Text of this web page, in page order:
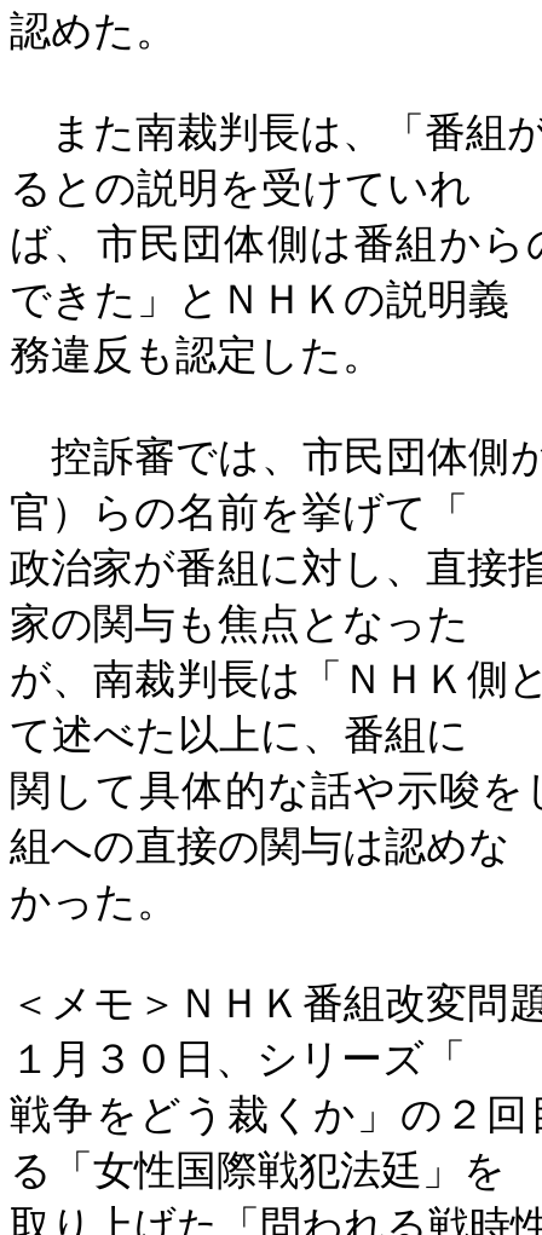
認めた。
また南裁判長は、「番組
るとの説明を受けていれ
ば、市民団体側は番組か
できた」とＮＨＫの説明義
務違反も認定した。
控訴審では、市民団体側
官）らの名前を挙げて「
政治家が番組に対し、直接
家の関与も焦点となった
が、南裁判長は「ＮＨＫ側
て述べた以上に、番組に
関して具体的な話や示唆
組への直接の関与は認めな
かった。
＜メモ＞ＮＨＫ番組改変
１月３０日、シリーズ「
戦争をどう裁くか」の２
る「女性国際戦犯法廷」を
取り上げた「問われる戦時